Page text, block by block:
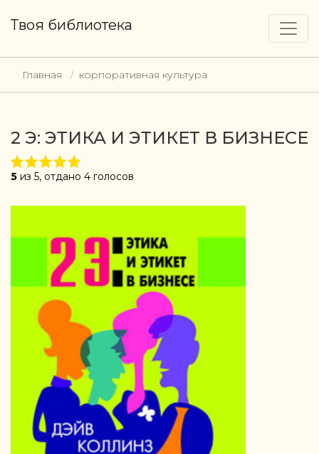
Твоя библиотека
Главная корпоративная культура
2 Э: ЭТИКА И ЭТИКЕТ В БИЗНЕСЕ
5 из 5, отдано 4 голосов